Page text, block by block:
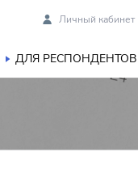
Личный кабинет
ДЛЯ РЕСПОНДЕНТОВ